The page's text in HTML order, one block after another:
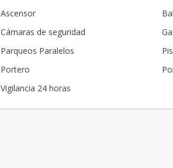
Ascensor
Cámaras de seguridad
Parqueos Paralelos
Portero
Vigilancia 24 horas